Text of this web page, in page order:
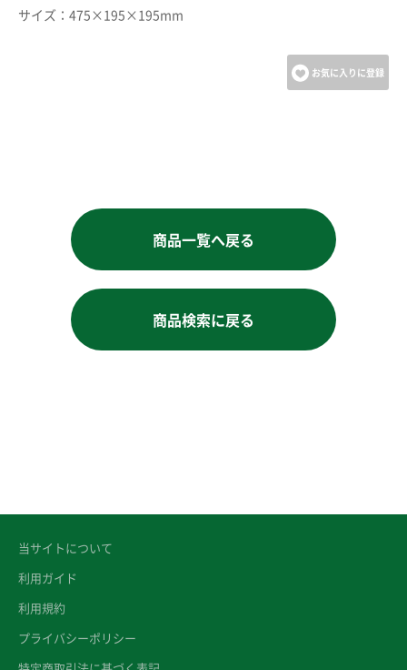
サイズ：475×195×195mm
お気に入りに登録
商品一覧へ戻る
商品検索に戻る
当サイトについて
利用ガイド
利用規約
プライバシーポリシー